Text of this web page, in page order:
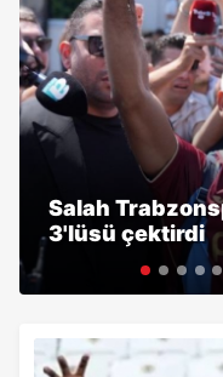
Salah
3'lüsü çektirdi